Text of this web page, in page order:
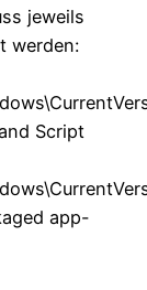
jeweils
werden:
Script
app-